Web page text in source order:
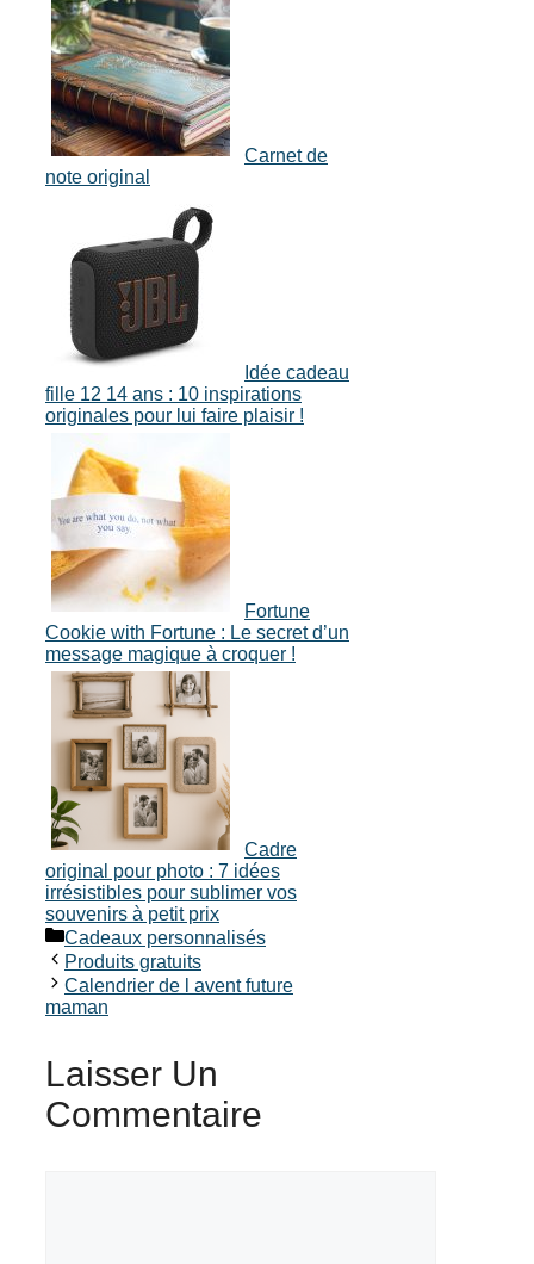
Carnet de
note original
Idée cadeau
fille 12 14 ans : 10 inspirations
originales pour lui faire plaisir !
Fortune
Cookie with Fortune : Le secret d’un
message magique à croquer !
Cadre
original pour photo : 7 idées
irrésistibles pour sublimer vos
souvenirs à petit prix
Catégories
Cadeaux personnalisés
Produits gratuits
Calendrier de l avent future
maman
Laisser Un
Commentaire